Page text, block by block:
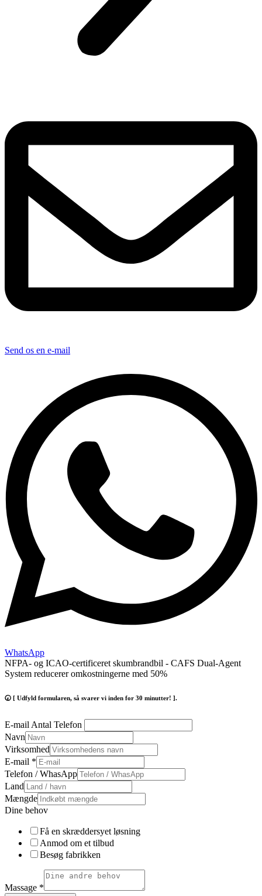
Send os en e-mail
WhatsApp
NFPA- og ICAO-certificeret skumbrandbil - CAFS Dual-Agent
System reducerer omkostningerne med 50%
🕢 [ Udfyld formularen, så svarer vi inden for 30 minutter! ].
E-mail Antal Telefon
Navn
Virksomhed
E-mail *
Telefon / WhasApp
Land
Mængde
Dine behov
Få en skræddersyet løsning
Anmod om et tilbud
Besøg fabrikken
Massage *